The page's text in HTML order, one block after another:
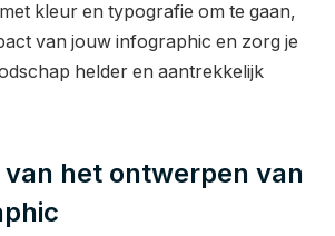
kleur en typografie om te gaan,
van jouw infographic en zorg je
helder en aantrekkelijk
het ontwerpen van